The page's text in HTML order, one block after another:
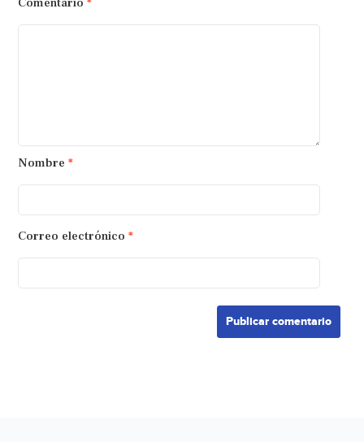
Nombre *
Correo electrónico *